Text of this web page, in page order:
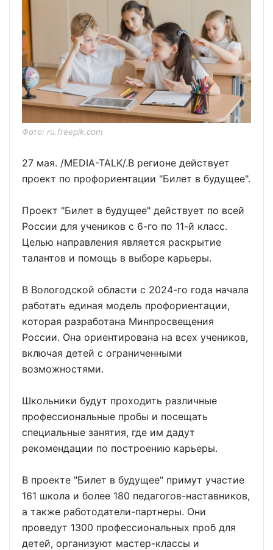
Фото: ru.freepik.com
27 мая. /MEDIA-TALK/.В регионе действует
проект по профориентации "Билет в будущее".
Проект "Билет в будущее" действует по всей
России для учеников с 6-го по 11-й класс.
Целью направления является раскрытие
талантов и помощь в выборе карьеры.
В Вологодской области с 2024-го года начала
работать единая модель профориентации,
которая разработана Минпросвещения
России. Она ориентирована на всех учеников,
включая детей с ограниченными
возможностями.
Школьники будут проходить различные
профессиональные пробы и посещать
специальные занятия, где им дадут
рекомендации по построению карьеры.
В проекте "Билет в будущее" примут участие
161 школа и более 180 педагогов-наставников,
а также работодатели-партнеры. Они
проведут 1300 профессиональных проб для
детей, организуют мастер-классы и